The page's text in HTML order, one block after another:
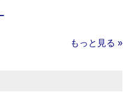
もっと見る »